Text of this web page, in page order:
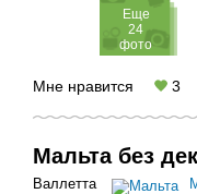
Eще
24
фото
Мне нравится 3
Мальта без
Валлетта